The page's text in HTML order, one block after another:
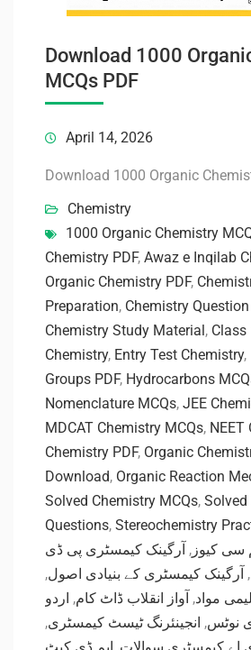
Download 1000
MCQs PDF
April 14, 2026
Download 1000 Organic
Chemistry
1000 Organic Chemistry
Chemistry PDF, Awaz e Inqilab
Organic Chemistry PDF,
Preparation, Chemistry
Chemistry Study Material, Class
Chemistry, Entry Test Chemistry,
Groups PDF, Hydrocarbons
Nomenclature MCQs, JEE
MDCAT Chemistry MCQs, NEET
Chemistry PDF, Organic
Download, Organic Reaction
Solved Chemistry MCQs, Solved
Questions, Stereochemistry
سی کیوز , آرگینک کیمسٹری پی ڈی
, آرگینک کیمسٹری کے بنیادی اصول,
مواد, آواز انقلاب ڈاٹ کام, اردو
نوٹس, انجینئرنگ ٹیسٹ کیمسٹری,